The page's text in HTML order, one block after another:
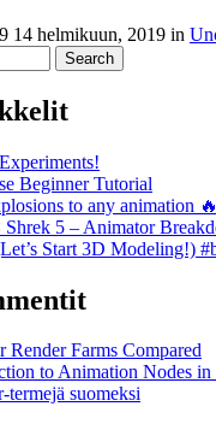
14 helmikuun, 2019 in
Beginner Tutorial
to any animation
5 – Animator
Start 3D Modeling!)
Render Farms Compared
to Animation Nodes in
termejä suomeksi